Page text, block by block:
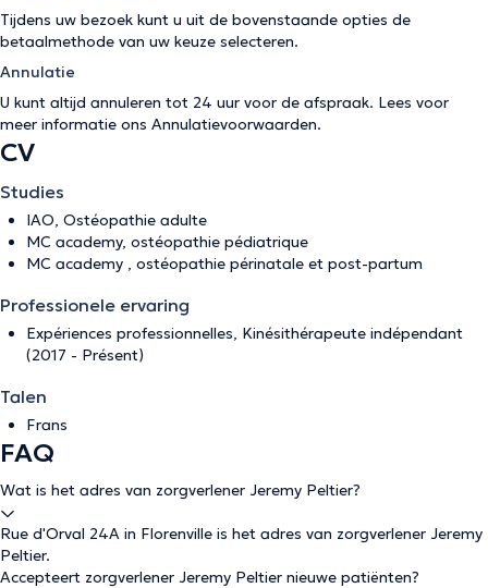
Tijdens uw bezoek kunt u uit de bovenstaande opties de
betaalmethode van uw keuze selecteren.
Annulatie
U kunt altijd annuleren tot 24 uur voor de afspraak. Lees voor
meer informatie ons Annulatievoorwaarden.
CV
Studies
IAO, Ostéopathie adulte
MC academy, ostéopathie pédiatrique
MC academy , ostéopathie périnatale et post-partum
Professionele ervaring
Expériences professionnelles, Kinésithérapeute indépendant
(2017 - Présent)
Talen
Frans
FAQ
Wat is het adres van zorgverlener Jeremy Peltier?
Rue d'Orval 24A in Florenville is het adres van zorgverlener Jeremy
Peltier.
Accepteert zorgverlener Jeremy Peltier nieuwe patiënten?